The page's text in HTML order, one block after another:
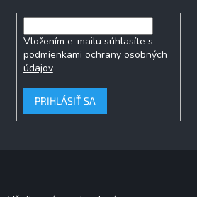
Vložením e-mailu súhlasíte s
podmienkami ochrany osobných
údajov
PRIHLÁSIŤ SA